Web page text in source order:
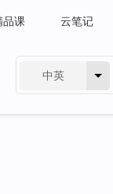
品课 云笔记
中英